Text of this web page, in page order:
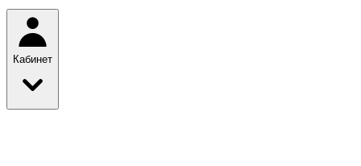
Кабинет